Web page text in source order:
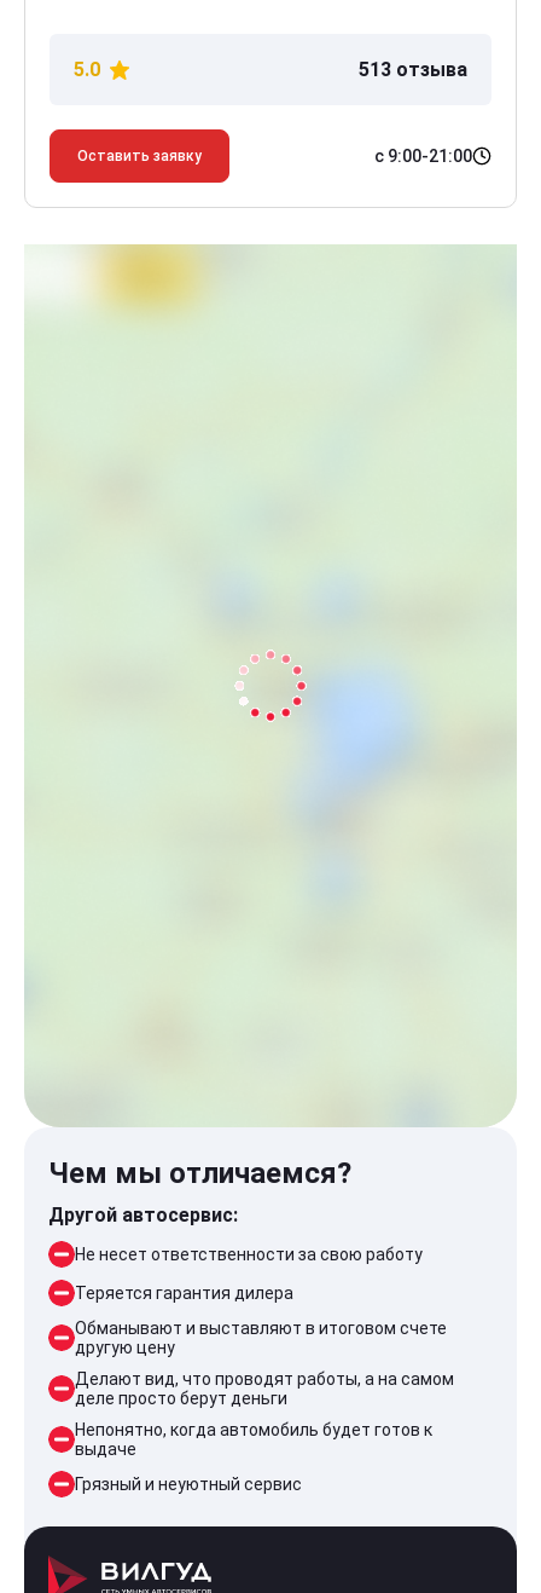
5.0 513 отзыва
Оставить заявку с 9:00-21:00
Чем мы отличаемся?
Другой автосервис:
Не несет ответственности за свою работу
Теряется гарантия дилера
Обманывают и выставляют в итоговом счете
другую цену
Делают вид, что проводят работы, а на самом
деле просто берут деньги
Непонятно, когда автомобиль будет готов к
выдаче
Грязный и неуютный сервис